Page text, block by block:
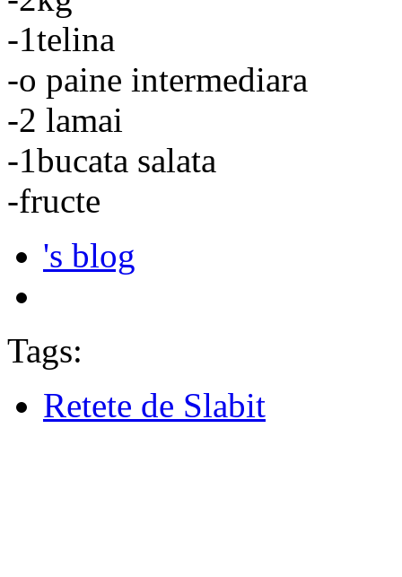
-1telina
-o paine intermediara
-2 lamai
-1bucata salata
-fructe
's blog
Tags:
Retete de Slabit